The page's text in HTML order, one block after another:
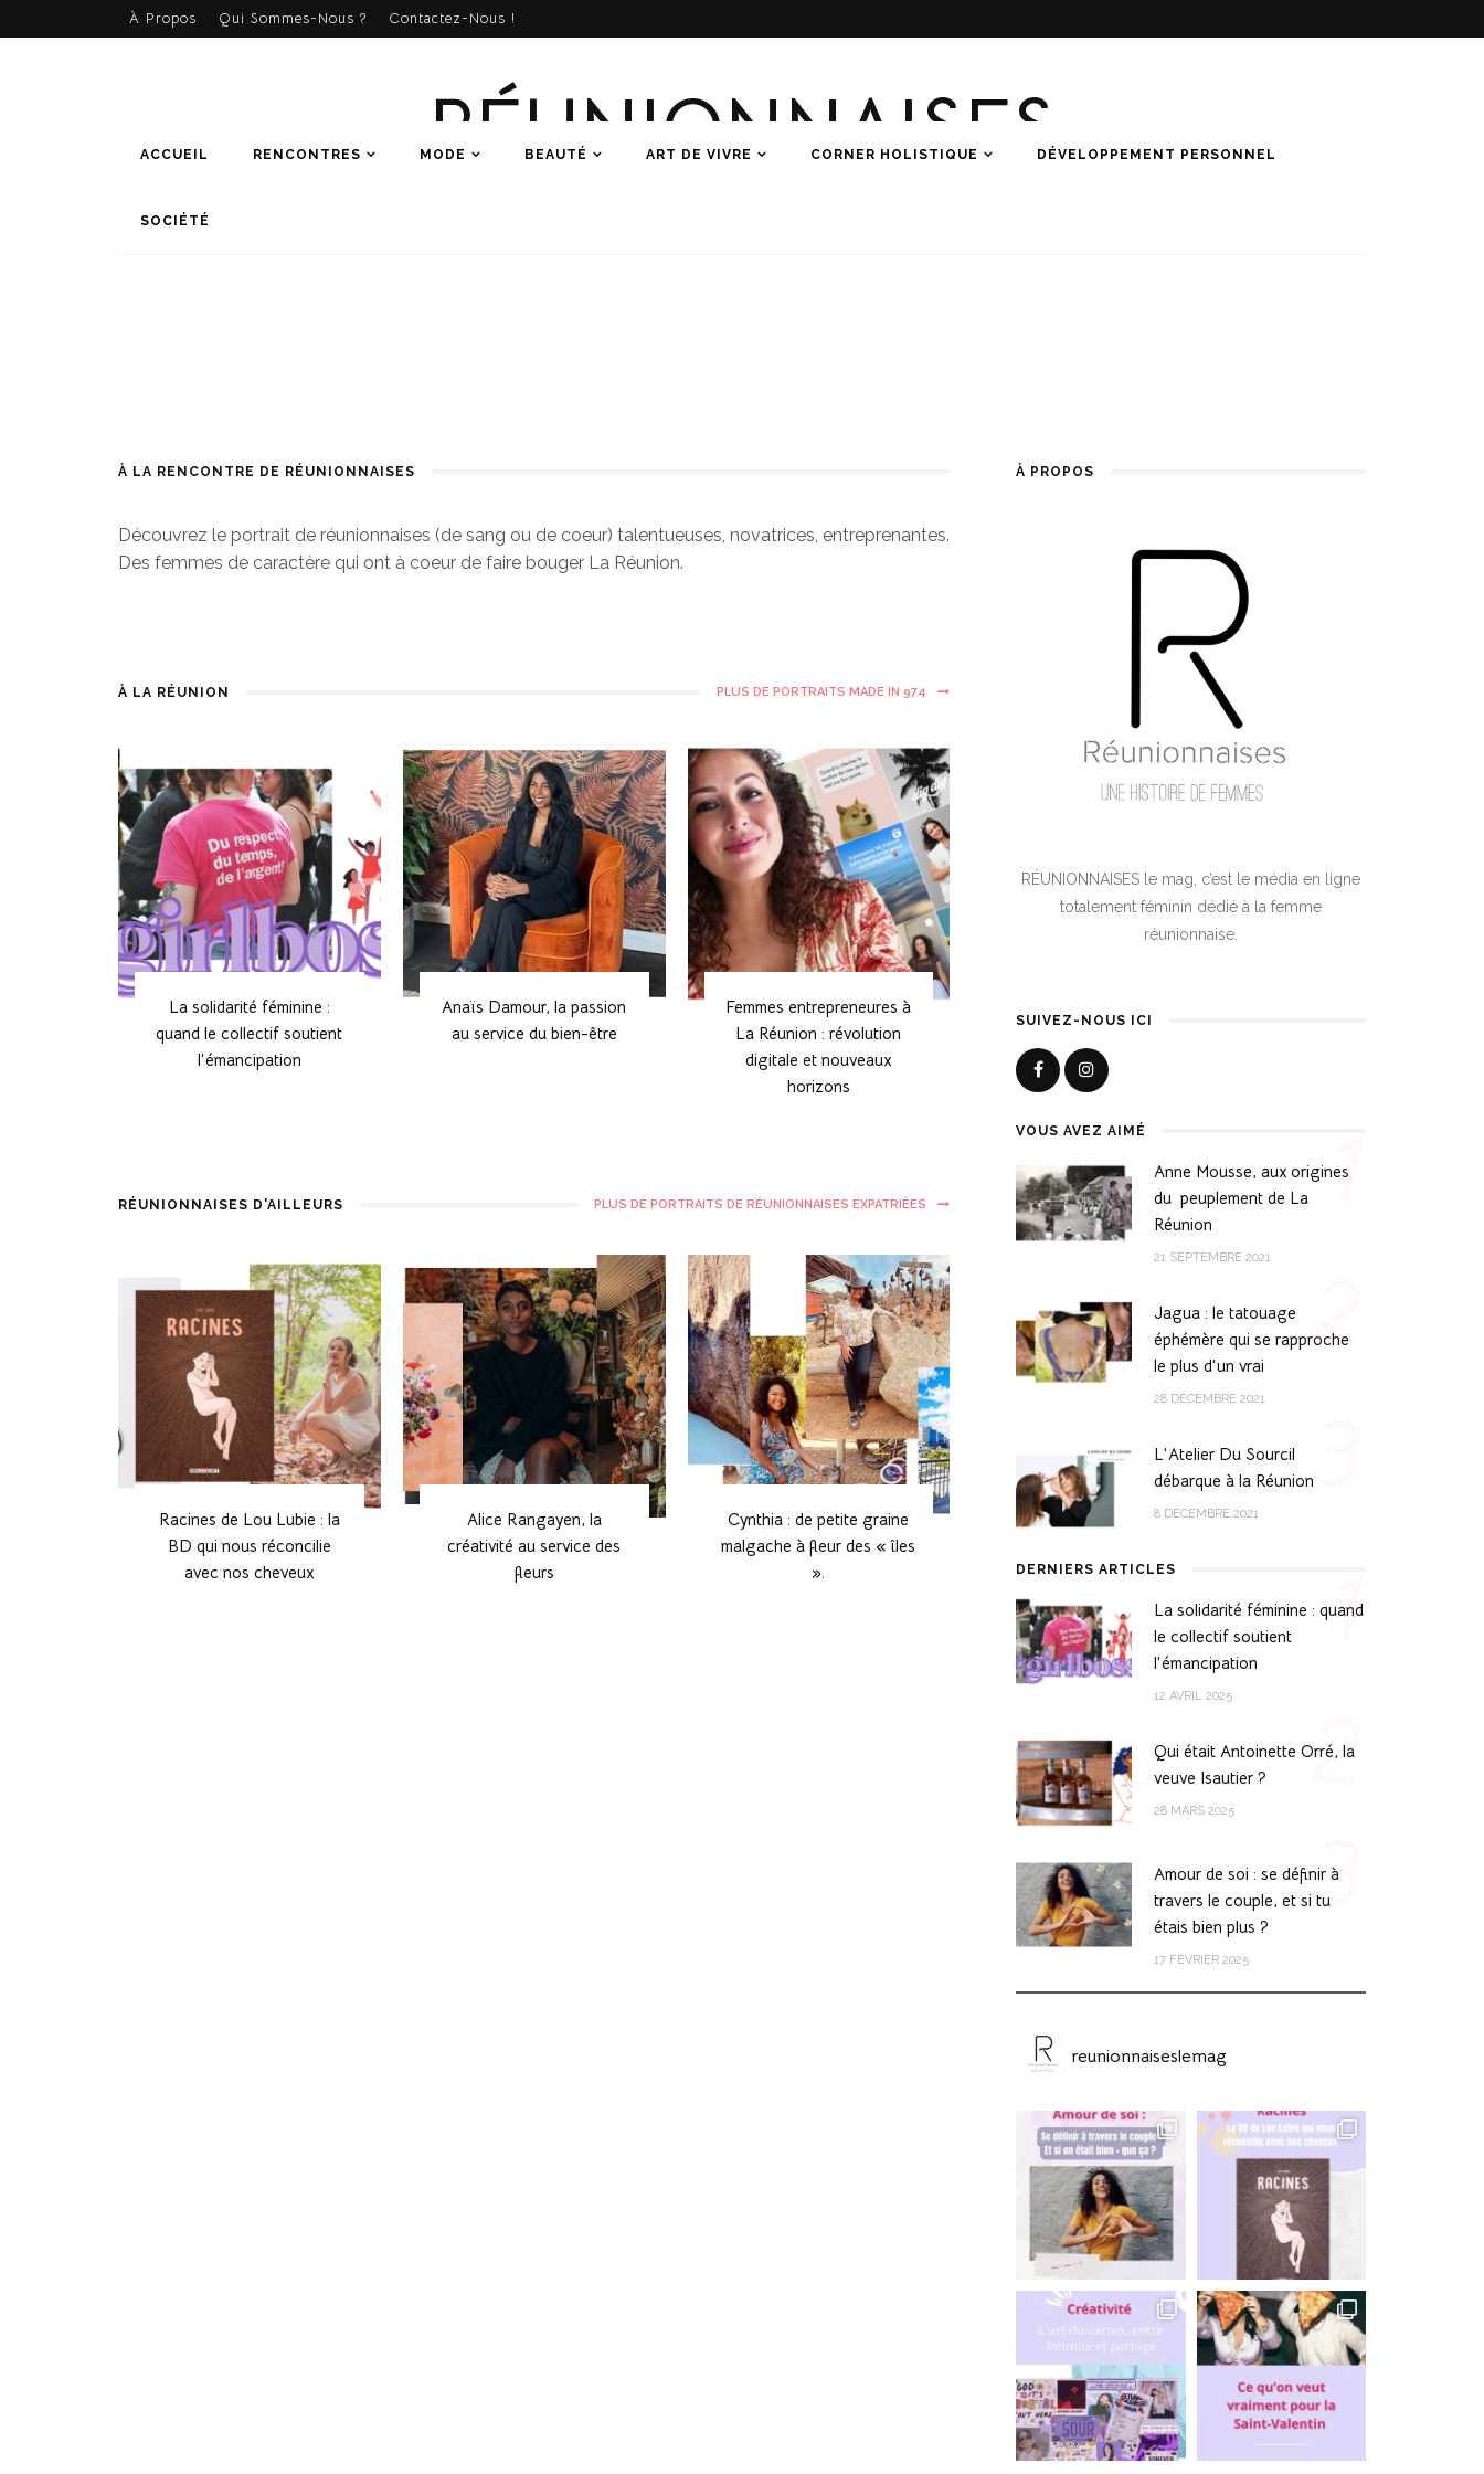
À Propos Qui Sommes-Nous ? Contactez-Nous !
RÉUNIONNAISES
ACCUEIL RENCONTRES MODE BEAUTÉ ART DE VIVRE CORNER HOLISTIQUE DÉVELOPPEMENT PERSONNEL
SOCIÉTÉ
À LA RENCONTRE DE RÉUNIONNAISES
Découvrez le portrait de réunionnaises (de sang ou de coeur) talentueuses, novatrices, entreprenantes.
Des femmes de caractère qui ont à coeur de faire bouger La Réunion.
À LA RÉUNION PLUS DE PORTRAITS MADE IN 974
La solidarité féminine :
quand le collectif soutient
l’émancipation
Anaïs Damour, la passion
au service du bien-être
Femmes entrepreneures à
La Réunion : révolution
digitale et nouveaux
horizons
RÉUNIONNAISES D'AILLEURS PLUS DE PORTRAITS DE RÉUNIONNAISES EXPATRIÉES
Racines de Lou Lubie : la
BD qui nous réconcilie
avec nos cheveux
Alice Rangayen, la
créativité au service des
fleurs
Cynthia : de petite graine
malgache à fleur des « îles
».
À PROPOS
RÉUNIONNAISES le mag, c’est le média en ligne
totalement féminin dédié à la femme
réunionnaise.
SUIVEZ-NOUS ICI
VOUS AVEZ AIMÉ
Anne Mousse, aux origines
du peuplement de La
Réunion
21 SEPTEMBRE 2021
1
Jagua : le tatouage
éphémère qui se rapproche
le plus d’un vrai
28 DÉCEMBRE 2021
2
L’Atelier Du Sourcil
débarque à la Réunion
8 DÉCEMBRE 2021 3
DERNIERS ARTICLES
La solidarité féminine : quand
le collectif soutient
l’émancipation
12 AVRIL 2025
1
Qui était Antoinette Orré, la
veuve Isautier ?
28 MARS 2025 2
Amour de soi : se définir à
travers le couple, et si tu
étais bien plus ?
17 FÉVRIER 2025
3
reunionnaiseslemag